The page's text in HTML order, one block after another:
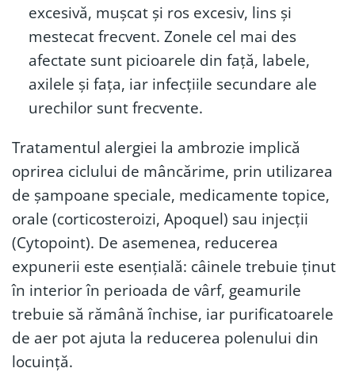
excesivă, mușcat și ros excesiv, lins și
mestecat frecvent. Zonele cel mai des
afectate sunt picioarele din față, labele,
axilele și fața, iar infecțiile secundare ale
urechilor sunt frecvente.
Tratamentul alergiei la ambrozie implică
oprirea ciclului de mâncărime, prin utilizarea
de șampoane speciale, medicamente topice,
orale (corticosteroizi, Apoquel) sau injecții
(Cytopoint). De asemenea, reducerea
expunerii este esențială: câinele trebuie ținut
în interior în perioada de vârf, geamurile
trebuie să rămână închise, iar purificatoarele
de aer pot ajuta la reducerea polenului din
locuință.